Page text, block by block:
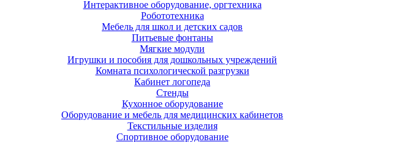
Интерактивное оборудование, оргтехника
Робототехника
Мебель для школ и детских садов
Питьевые фонтаны
Мягкие модули
Игрушки и пособия для дошкольных учреждений
Комната психологической разгрузки
Кабинет логопеда
Стенды
Кухонное оборудование
Оборудование и мебель для медицинских кабинетов
Текстильные изделия
Спортивное оборудование